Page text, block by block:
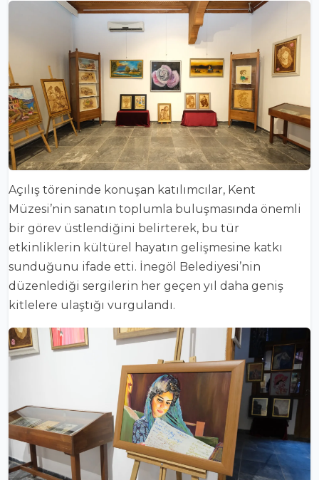
Açılış töreninde konuşan katılımcılar, Kent
Müzesi’nin sanatın toplumla buluşmasında önemli
bir görev üstlendiğini belirterek, bu tür
etkinliklerin kültürel hayatın gelişmesine katkı
sunduğunu ifade etti. İnegöl Belediyesi’nin
düzenlediği sergilerin her geçen yıl daha geniş
kitlelere ulaştığı vurgulandı.